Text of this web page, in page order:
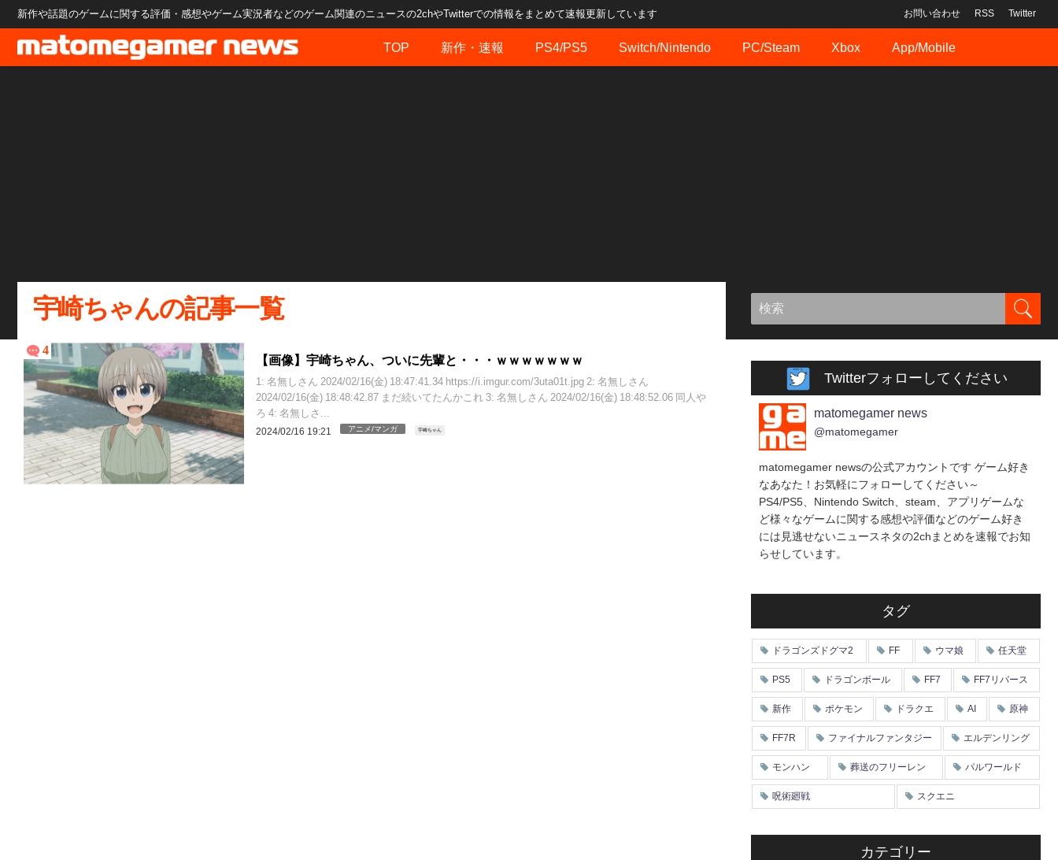
新作や話題のゲームに関する評価・感想やゲーム実況者などのゲーム関連のニュースの2chやTwitterでの情報をまとめて速報更新しています お問い合わせ RSS Twitter
TOP 新作・速報 PS4/PS5 Switch/Nintendo PC/Steam Xbox App/Mobile
宇崎ちゃんの記事一覧
4
【画像】宇崎ちゃん、ついに先輩と・・・ｗｗｗｗｗｗｗ
1: 名無しさん 2024/02/16(金) 18:47:41.34 https://i.imgur.com/3uta01t.jpg 2: 名無しさん
2024/02/16(金) 18:48:42.87 まだ続いてたんかこれ 3: 名無しさん 2024/02/16(金) 18:48:52.06 同人や
ろ 4: 名無しさ...
2024/02/16 19:21 アニメ/マンガ 宇崎ちゃん
Twitterフォローしてください
matomegamer news
@matomegamer
matomegamer newsの公式アカウントです ゲーム好き
なあなた！お気軽にフォローしてください～
PS4/PS5、Nintendo Switch、steam、アプリゲームな
ど様々なゲームに関する感想や評価などのゲーム好き
には見逃せないニュースネタの2chまとめを速報でお知
らせしています。
タグ
ドラゴンズドグマ2 FF ウマ娘 任天堂
PS5 ドラゴンボール FF7 FF7リバース
新作 ポケモン ドラクエ AI 原神
FF7R ファイナルファンタジー エルデンリング
モンハン 葬送のフリーレン パルワールド
呪術廻戦 スクエニ
カテゴリー